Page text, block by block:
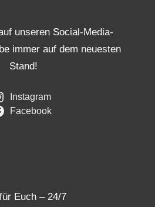
unseren Social-Media-
immer auf dem neuesten
Stand!
Instagram
Facebook
Euch – 24/7